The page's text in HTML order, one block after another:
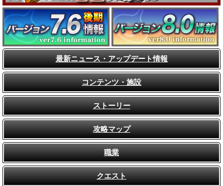
最新ニュース・アップデート情報
コンテンツ・施設
ストーリー
攻略マップ
職業
クエスト